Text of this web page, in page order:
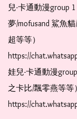
兒-卡通動漫group
夢/mofusand 鯊魚
超等等）
https://
娃兒-卡通動漫
之卡比/飄零燕等等）
https://